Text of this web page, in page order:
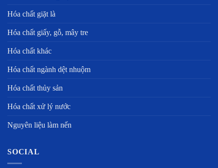
Hóa chất giặt là
Hóa chất giấy, gỗ, mây tre
Hóa chất khác
Hóa chất ngành dệt nhuộm
Hóa chất thủy sản
Hóa chất xử lý nước
Nguyên liệu làm nến
SOCIAL